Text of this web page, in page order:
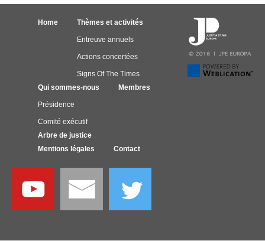
Home Thèmes et activités
Entreuve annuels
Actions concertées
Signs Of The Times
Qui sommes-nous
Présidence
Comité exécutif
Membres
Arbre de justice
Mentions légales
Contact